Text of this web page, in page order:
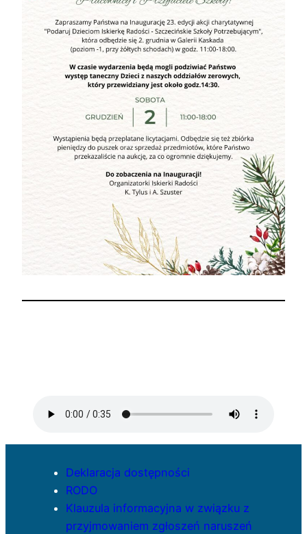
Deklaracja dostępności
RODO
Klauzula informacyjna w związku z
przyjmowaniem zgłoszeń naruszeń